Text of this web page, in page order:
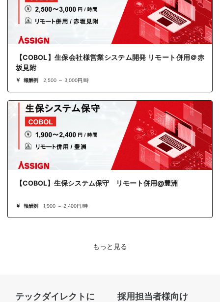
【COBOL】生保会社様営業システム開発 リモート併用＠赤
坂見附
報酬例 2,500 ～ 3,000円/時
【COBOL】生保システム保守 リモート併用@豊洲
報酬例 1,900 ～ 2,400円/時
もっと見る
テックダイレクトに
採用担当者様向け